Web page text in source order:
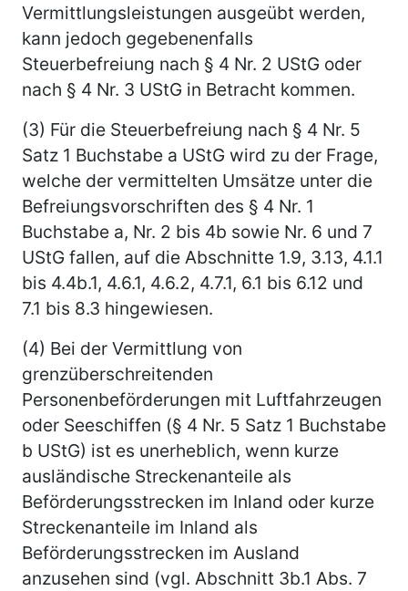
Vermittlungsleistungen ausgeübt werden,
kann jedoch gegebenenfalls
Steuerbefreiung nach § 4 Nr. 2 UStG oder
nach § 4 Nr. 3 UStG in Betracht kommen.
(3) Für die Steuerbefreiung nach § 4 Nr. 5
Satz 1 Buchstabe a UStG wird zu der Frage,
welche der vermittelten Umsätze unter die
Befreiungsvorschriften des § 4 Nr. 1
Buchstabe a, Nr. 2 bis 4b sowie Nr. 6 und 7
UStG fallen, auf die Abschnitte 1.9, 3.13, 4.1.1
bis 4.4b.1, 4.6.1, 4.6.2, 4.7.1, 6.1 bis 6.12 und
7.1 bis 8.3 hingewiesen.
(4) Bei der Vermittlung von
grenzüberschreitenden
Personenbeförderungen mit Luftfahrzeugen
oder Seeschiffen (§ 4 Nr. 5 Satz 1 Buchstabe
b UStG) ist es unerheblich, wenn kurze
ausländische Streckenanteile als
Beförderungsstrecken im Inland oder kurze
Streckenanteile im Inland als
Beförderungsstrecken im Ausland
anzusehen sind (vgl. Abschnitt 3b.1 Abs. 7